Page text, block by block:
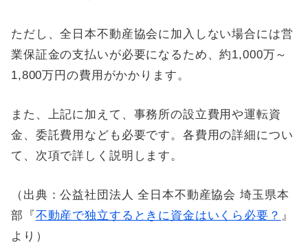
ただし、全日本不動産協会に加入しない場合には営
業保証金の支払いが必要になるため、約1,000万～
1,800万円の費用がかかります。
また、上記に加えて、事務所の設立費用や運転資
金、委託費用なども必要です。各費用の詳細につい
て、次項で詳しく説明します。
（出典：公益社団法人 全日本不動産協会 埼玉県本
部『不動産で独立するときに資金はいくら必要？ 』
より）